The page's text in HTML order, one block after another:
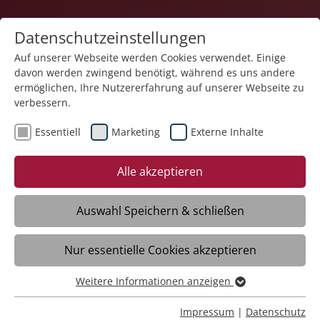
18.04.2025
Wohnraum gegen
Fachkräftemangel
Friedrichshafen/Tettnang/Meckenbeuren
– Im Sommer werden rund 100 junge
Menschen ihre Ausbildung in der Stiftung
Liebenau beenden. Die erfolgreichen
Absolventen stehen bereit und freuen
Datenschutzeinstellungen
Auf unserer Webseite werden Cookies verwendet. Einige
davon werden zwingend benötigt, während es uns andere
ermöglichen, Ihre Nutzererfahrung auf unserer Webseite zu
verbessern.
Essentiell Marketing Externe Inhalte
Alle akzeptieren
Auswahl Speichern & schließen
Nur essentielle Cookies akzeptieren
Essentiell
Essentielle Cookies werden für grundlegende Funktionen
Weitere Informationen anzeigen
Impressum | Datenschutz